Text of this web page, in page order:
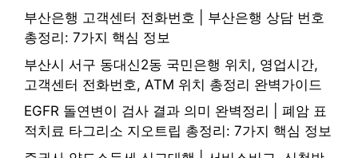
부산은행 고객센터 전화번호 | 부산은행 상담 번호
총정리: 7가지 핵심 정보
부산시 서구 동대신2동 국민은행 위치, 영업시간,
고객센터 전화번호, ATM 위치 총정리 완벽가이드
EGFR 돌연변이 검사 결과 의미 완벽정리 | 폐암 표
적치료 타그리소 지오트립 총정리: 7가지 핵심 정보